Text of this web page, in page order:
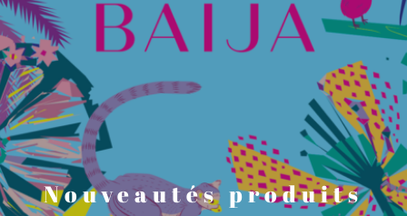
Nouveautés produits